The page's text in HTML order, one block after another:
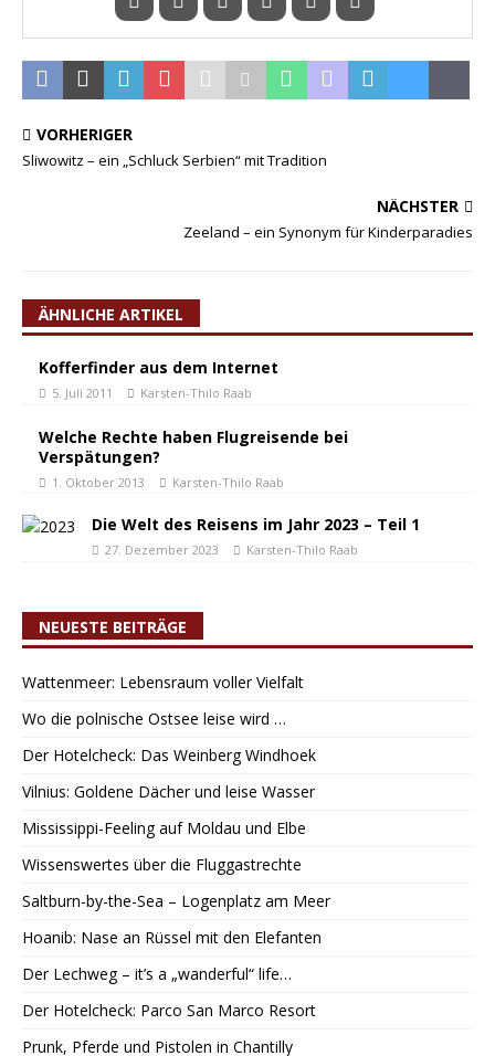
VORHERIGER
Sliwowitz – ein „Schluck Serbien“ mit Tradition
NÄCHSTER
Zeeland – ein Synonym für Kinderparadies
ÄHNLICHE ARTIKEL
Kofferfinder aus dem Internet
5. Juli 2011 Karsten-Thilo Raab
Welche Rechte haben Flugreisende bei
Verspätungen?
1. Oktober 2013 Karsten-Thilo Raab
Die Welt des Reisens im Jahr 2023 – Teil 1
27. Dezember 2023 Karsten-Thilo Raab
NEUESTE BEITRÄGE
Wattenmeer: Lebensraum voller Vielfalt
Wo die polnische Ostsee leise wird …
Der Hotelcheck: Das Weinberg Windhoek
Vilnius: Goldene Dächer und leise Wasser
Mississippi-Feeling auf Moldau und Elbe
Wissenswertes über die Fluggastrechte
Saltburn-by-the-Sea – Logenplatz am Meer
Hoanib: Nase an Rüssel mit den Elefanten
Der Lechweg – it’s a „wanderful“ life…
Der Hotelcheck: Parco San Marco Resort
Prunk, Pferde und Pistolen in Chantilly